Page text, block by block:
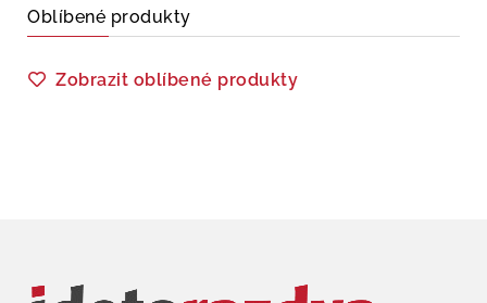
Oblíbené produkty
Zobrazit oblíbené produkty